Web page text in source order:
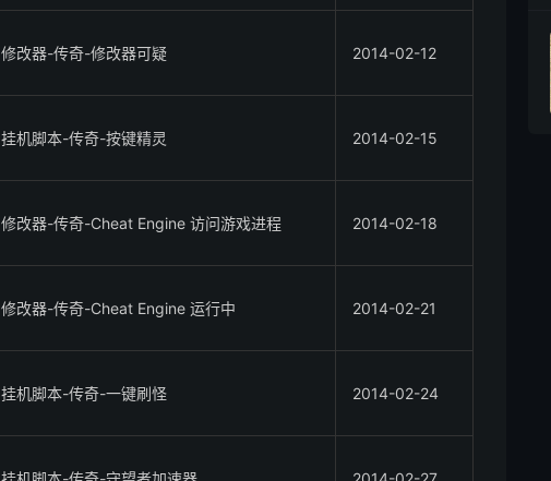
修改器-传奇-修改器可疑 2014-02-12
挂机脚本-传奇-按键精灵 2014-02-15
修改器-传奇-Cheat Engine 访问游戏进程 2014-02-18
修改器-传奇-Cheat Engine 运行中 2014-02-21
挂机脚本-传奇-一键刷怪 2014-02-24